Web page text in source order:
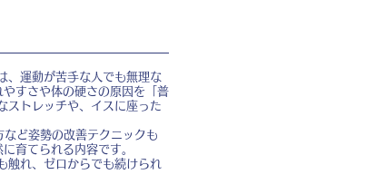
、運動が苦手な人でも無理な
やすさや体の硬さの原因を「普
ストレッチや、イスに座った
ど姿勢の改善テクニックも
育てられる内容です。
触れ、ゼロからでも続けられ